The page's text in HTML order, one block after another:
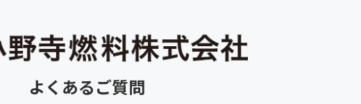
よくあるご質問